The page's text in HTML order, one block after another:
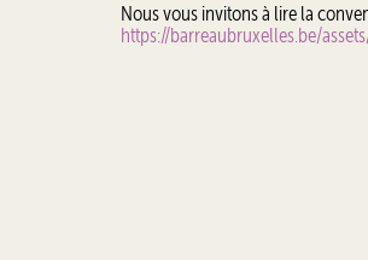
Nous vous invitons à lire la
https://barreaubruxelles.be/